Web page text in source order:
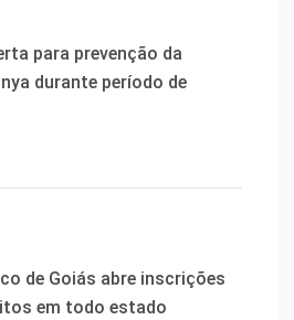
para prevenção da
durante período de
de Goiás abre inscrições
em todo estado